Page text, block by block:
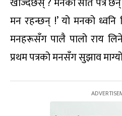
मन रहन्छन् !’ यो मनको
मनहरूसँग पालै पालो राय लिने
प्रथम पत्रको मनसँग सुझाव